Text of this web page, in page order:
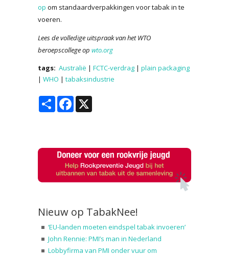
op om standaardverpakkingen voor tabak in te
voeren.
Lees de volledige uitspraak van het WTO
beroepscollege op wto.org
tags: Australië | FCTC-verdrag | plain packaging
| WHO | tabaksindustrie
Share Facebook
Nieuw op TabakNee!
‘EU-landen moeten eindspel tabak invoeren’
John Rennie: PMI’s man in Nederland
Lobbyfirma van PMI onder vuur om